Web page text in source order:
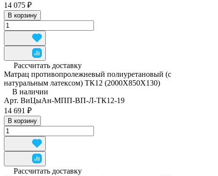
14 075 ₽
В корзину
Рассчитать доставку
Матрац противопролежневый полиуретановый (с
натуральным латексом) ТК12 (2000Х850Х130)
В наличии
Арт. ВиЦыАн-МПП-ВП-Л-ТК12-19
14 691 ₽
В корзину
Рассчитать доставку